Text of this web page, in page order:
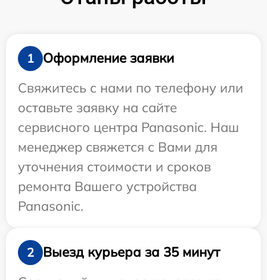
1
Оформление заявки
Свяжитесь с нами по телефону или
оставьте заявку на сайте
сервисного центра Panasonic. Наш
менеджер свяжется с Вами для
уточнения стоимости и сроков
ремонта Вашего устройства
Panasonic.
2
Выезд курьера за 35 минут